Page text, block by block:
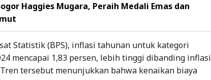
Haggies Mugara, Peraih Medali Emas dan
Statistik (BPS), inflasi tahunan untuk kategori
mencapai 1,83 persen, lebih tinggi dibanding inflasi
tersebut menunjukkan bahwa kenaikan biaya